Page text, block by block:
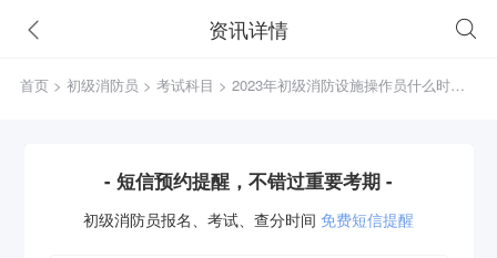
资讯详情
首页 > 初级消防员 > 考试科目
- 短信预约提醒，不错过重要考期 -
初级消防员报名、考试、查分时间 免费短信提醒